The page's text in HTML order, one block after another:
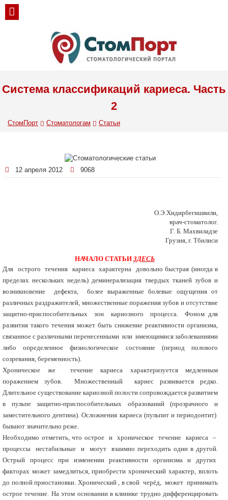
Система классификаций кариеса. Часть
2
СтомПорт Стоматологам Статьи
12 апреля 2012 9068
О.Э.Хидирбегишвили,
врач-стоматолог.
Г. Б. Махвиладзе
Грузия, г. Тбилиси
НАЧАЛО СТАТЬИ ЗДЕСЬ
Для острого течения кариеса характерна довольно быстрая (иногда в
пределах нескольких недель) деминерализация твердых тканей зубов и
возникновение дефекта, более выраженные болевые ощущения от
различных раздражителей, множественные поражения зубов и отсутствие
защитно-приспособительных зон кариозного процесса. Фоном для
развития такого течения может быть снижение реактивности организма,
связанное с различными перенесенными или имеющимися заболеваниями
либо определенное физиологическое состояние (период полового
созревания, беременность).
Хроническое же течение кариеса характеризуется медленным
поражением зубов. Множественный кариес развивается редко.
Длительное существование кариозной полости сопровождается развитием
в пульпе защитно-приспособительных образований (прозрачного и
заместительного дентина). Осложнения кариеса (пульпит и периодонтит)
бывают значительно реже.
Необходимо отметить, что острое и хроническое течение кариеса –
процессы нестабильные и могут взаимно переходить один в другой.
Острый процесс при изменении реактивности организма и других
факторах может замедлиться, приобрести хронический характер, вплоть
до полной приостановки. Хронический , в свой черёд, может принимать
острое течение. На этом основании в клинике трудно дифференцировать